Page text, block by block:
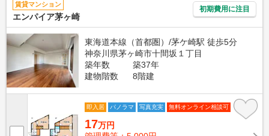
賃貸マンション
エンパイア茅ヶ崎
初期費用に注目
東海道本線（首都圏）/茅ケ崎駅 徒歩5分
神奈川県茅ヶ崎市十間坂１丁目
築年数
築37年
建物階数
8階建
即入居 パノラマ 写真充実 無料オンライン相談可
17万円